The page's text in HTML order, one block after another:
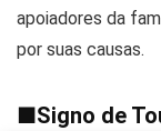
apoiadores da
por suas causas.
■Signo de